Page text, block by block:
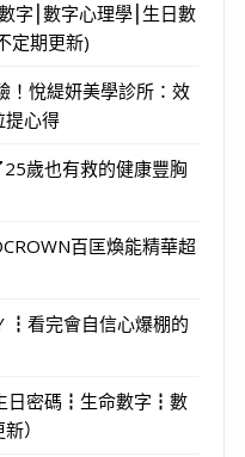
字⎮數字心理學⎮生日數
定期更新)
！悅緹妍美學診所：效
提心得
歲也有救的健康豐胸
百匡煥能精華超
┇看完會自信心爆棚的
日密碼┇生命數字┇數
）